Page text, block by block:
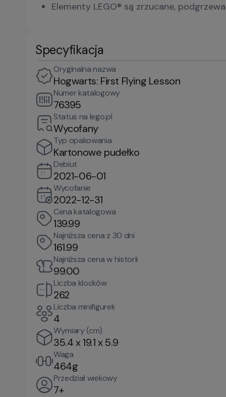
Elementy LEGO® są zrzucane,
Specyfikacja
Oryginalna nazwa
Hogwarts: First Flying Lesson
Numer katalogowy
76395
Status na lego.pl
Wycofany
Typ opakowania
Kartonowe pudełko
Debiut
2021-06-01
Wycofanie
2022-12-31
Cena katalogowa
139.99
Najniższa cena z 30 dni
161.99
Najniższa cena w historii
99.00
Liczba klocków
262
Liczba minifigurek
4
Wymiary (cm)
35.4 x 19.1 x 5.9
Waga
464g
Przedział wiekowy
7+